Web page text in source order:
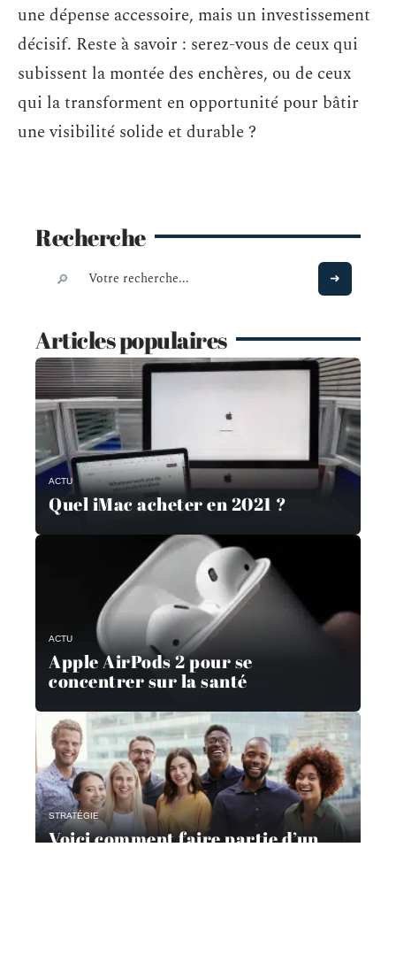
une dépense accessoire, mais un investissement
décisif. Reste à savoir : serez-vous de ceux qui
subissent la montée des enchères, ou de ceux
qui la transforment en opportunité pour bâtir
une visibilité solide et durable ?
Recherche
Articles populaires
ACTU
Quel iMac acheter en 2021 ?
ACTU
Apple AirPods 2 pour se
concentrer sur la santé
STRATÉGIE
Voici comment faire partie d’un